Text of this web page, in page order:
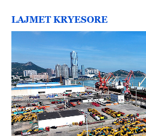
LAJMET KRYESORE